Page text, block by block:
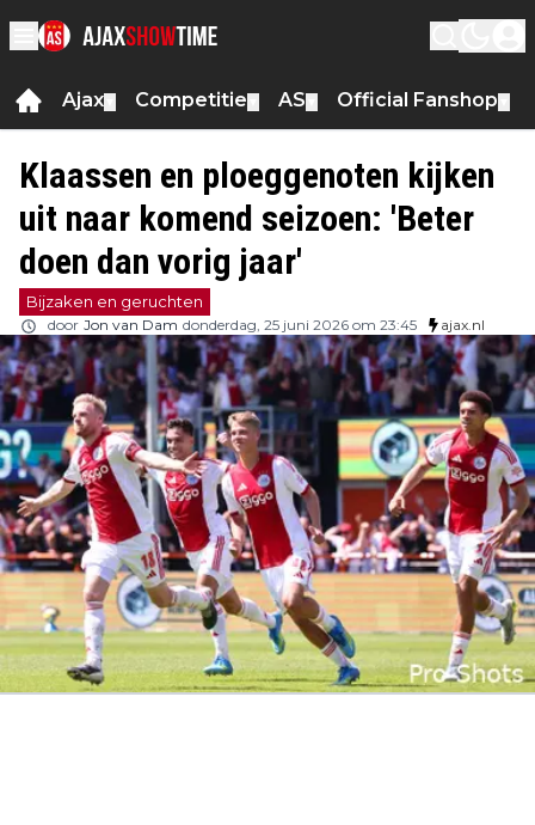
Ajax Competitie AS Official Fanshop
Klaassen en ploeggenoten kijken
uit naar komend seizoen: 'Beter
doen dan vorig jaar'
Bijzaken en geruchten
door Jon van Dam donderdag, 25 juni 2026 om 23:45 ajax.nl